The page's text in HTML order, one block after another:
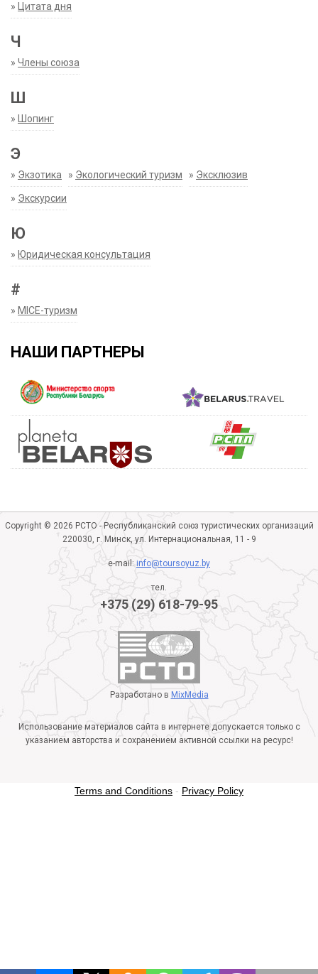
» Цитата дня
Ч
» Члены союза
Ш
» Шопинг
Э
» Экзотика » Экологический туризм » Эксклюзив
» Экскурсии
Ю
» Юридическая консультация
#
» MICE-туризм
НАШИ ПАРТНЕРЫ
Copyright © 2026 РСТО - Республиканский союз туристических организаций
220030, г. Минск, ул. Интернациональная, 11 - 9
e-mail:info@toursoyuz.by
тел.
+375 (29) 618-79-95
Разработано в MixMedia
Использование материалов сайта в интернете допускается только с
указанием авторства и сохранением активной ссылки на ресурс!
Terms and Conditions - Privacy Policy